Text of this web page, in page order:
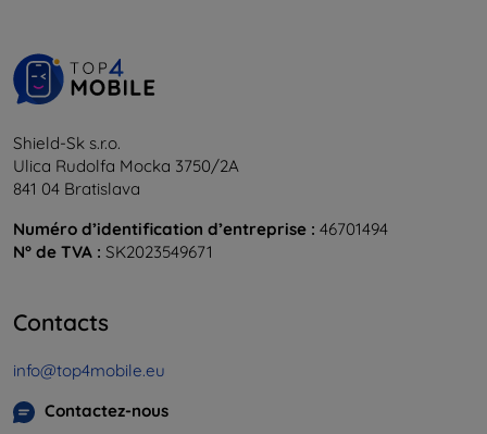
Shield-Sk s.r.o.
Ulica Rudolfa Mocka 3750/2A
841 04 Bratislava
Numéro d’identification d’entreprise : 46701494
N° de TVA : SK2023549671
Contacts
info@top4mobile.eu
Contactez-nous